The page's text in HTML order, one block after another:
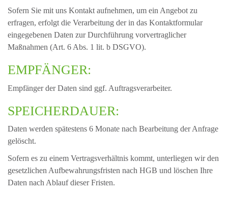
Sofern Sie mit uns Kontakt aufnehmen, um ein Angebot zu
erfragen, erfolgt die Verarbeitung der in das Kontaktformular
eingegebenen Daten zur Durchführung vorvertraglicher
Maßnahmen (Art. 6 Abs. 1 lit. b DSGVO).
EMPFÄNGER:
Empfänger der Daten sind ggf. Auftragsverarbeiter.
SPEICHERDAUER:
Daten werden spätestens 6 Monate nach Bearbeitung der Anfrage
gelöscht.
Sofern es zu einem Vertragsverhältnis kommt, unterliegen wir den
gesetzlichen Aufbewahrungsfristen nach HGB und löschen Ihre
Daten nach Ablauf dieser Fristen.